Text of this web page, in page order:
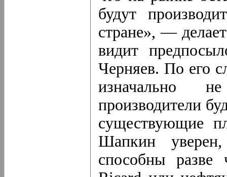
будут
стране», —
видит
Черняев. По его
изначально
производители
существующие
Шапкин
способны разве